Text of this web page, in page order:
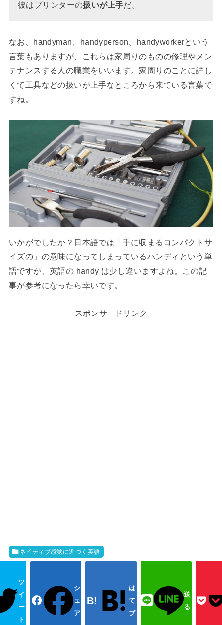
彼はプリンターの扱いが上手だ。
なお、handyman、handyperson、handyworkerという
言葉もありますが、これらは家周りのものの修理やメン
テナンスする人の職業をいいます。家周りのことに詳し
くて工具などの扱いが上手なところから来ている言葉で
すね。
いかがでしたか？日本語では「手に収まるコンパクトサ
イズの」の意味になってしまっているハンディという単
語ですが、英語の handy は少し違いますよね。この記
事が参考になったら幸いです。
スポンサードリンク
ネイティブ感覚に近づく英語
ツ
イ
ー
ト
シ
ェ
ア
は
て
ブ
送
る